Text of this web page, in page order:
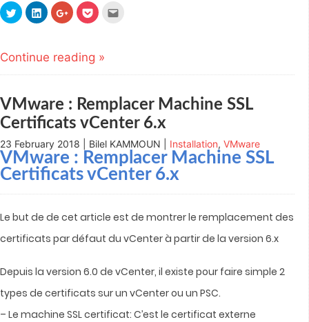
Click
to
share
(Opens
in
window)
Click
to
share
in
window)
Click
to
share
(Opens
in
window)
Click
to
in
window)
in
Continue reading »
VMware : Remplacer Machine SSL
Certificats vCenter 6.x
23 February 2018 | Bilel KAMMOUN | Installation, VMware
VMware : Remplacer Machine SSL
Certificats vCenter 6.x
Le but de de cet article est de montrer le remplacement des
certificats par défaut du vCenter à partir de la version 6.x
Depuis la version 6.0 de vCenter, il existe pour faire simple 2
types de certificats sur un vCenter ou un PSC.
– Le machine SSL certificat: C’est le certificat externe